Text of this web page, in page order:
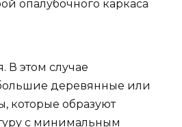
опалубочного каркаса
В этом случае
деревянные или
которые образуют
с минимальным